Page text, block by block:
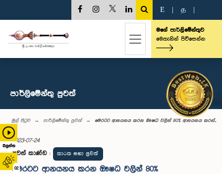
බලන්න
02
E த
මගේ පාර්ලිමේන්තුව
මෙතැනින් පිවිසෙන්න
පාර්ලි‌මේන්තු පුවත්
මුල් පිටුව පාර්ලි‌මේන්තු පුවත් මෙරටට ආනයනය කරන ඖෂධ වලින් 80% ආනයනය කරන්...
2023-07-24
පුවත් කාණ්ඩ : කාරක සභා පුවත්
මෙරටට ආනයනය කරන ඖෂධ වලින් 80%